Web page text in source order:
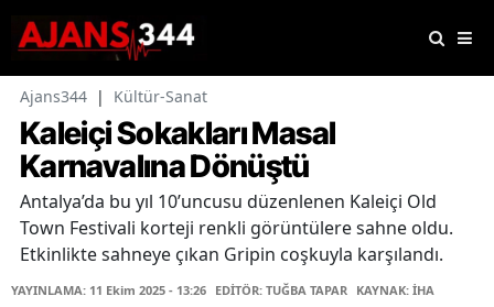
Ajans344 | Kültür-Sanat
Kaleiçi Sokakları Masal
Karnavalına Dönüştü
Antalya’da bu yıl 10’uncusu düzenlenen Kaleiçi Old
Town Festivali korteji renkli görüntülere sahne oldu.
Etkinlikte sahneye çıkan Gripin coşkuyla karşılandı.
YAYINLAMA: 11 Ekim 2025 - 13:26 EDİTÖR: TUĞBA TAPAR KAYNAK: İHA